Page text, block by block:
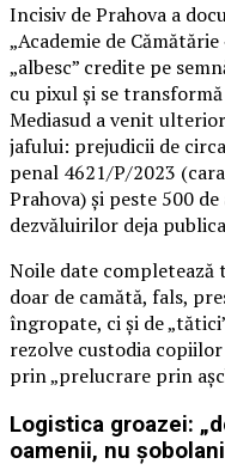
Incisiv de Prahova a
„Academie de
„albesc” credite pe
cu pixul și se
Mediasud a venit
jafului: prejudicii de
penal 4621/P/2023
Prahova) și peste 500
dezvăluirilor deja
Noile date
doar de camătă, fals,
îngropate, ci și de
rezolve custodia
prin „prelucrare prin
Logistica groazei:
oamenii, nu